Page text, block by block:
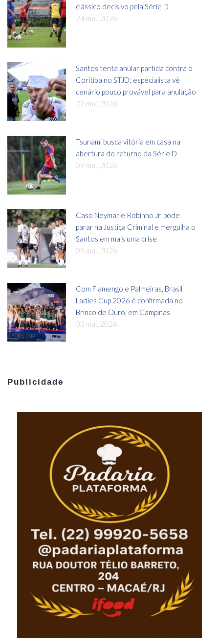
clássico decisivo pela Série D
24 mai, 2026
Santos tenta anular partida contra o
Coritiba no STJD; especialista vê
cenário pouco provável para anulação
22 mai, 2026
Tsunami busca vitória em casa na
abertura do returno da Série D
09 mai, 2026
Caso Neymar e Robinho Jr. pode
parar na Justiça Criminal e mergulha o
Santos em mais uma crise
05 mai, 2026
Com Flamengo e Palmeiras, Brasil
Ladies Cup 2026 é confirmada no
Brinco de Ouro, em Campinas
03 mai, 2026
Publicidade